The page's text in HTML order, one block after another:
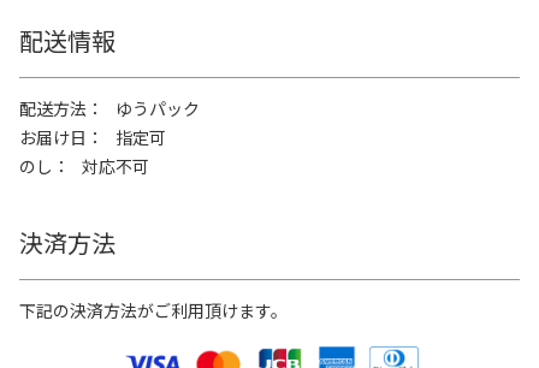
配送情報
配送方法
ゆうパック
お届け日
指定可
のし
対応不可
決済方法
下記の決済方法がご利用頂けます。